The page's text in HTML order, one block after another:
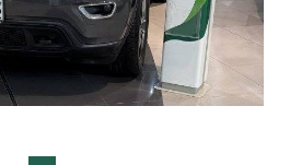
المملكة المتحدة
مملكة البحرين